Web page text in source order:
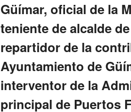
Güímar, oficial de la
teniente de alcalde
repartidor de la
Ayuntamiento de
interventor de la
principal de Puertos